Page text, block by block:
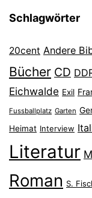
Schlagwörter
20cent Andere
Bücher CD
Eichwalde Exil
Fussballplatz Garten
Heimat Interview
Literatur
Roman S.